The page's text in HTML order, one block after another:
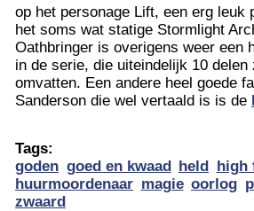
op het personage Lift, een erg leuk
het soms wat statige Stormlight
Oathbringer is overigens weer een
in de serie, die uiteindelijk 10 delen
omvatten. Een andere heel goede
Sanderson die wel vertaald is is de
Tags:
goden goed en kwaad held high
huurmoordenaar magie oorlog
zwaard